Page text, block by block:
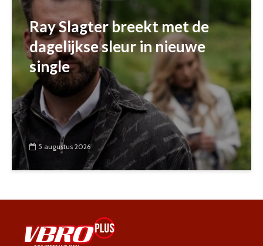
Ray Slagter breekt met de
dagelijkse sleur in nieuwe
single
5 augustus 2026